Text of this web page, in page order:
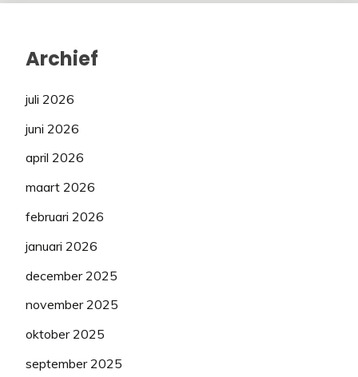
Archief
juli 2026
juni 2026
april 2026
maart 2026
februari 2026
januari 2026
december 2025
november 2025
oktober 2025
september 2025